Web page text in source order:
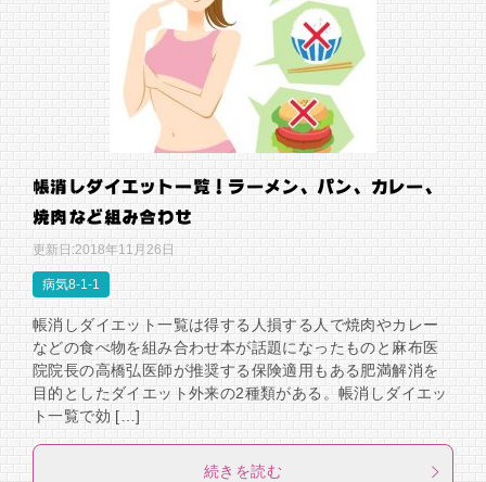
帳消しダイエット一覧！ラーメン、パン、カレー、
焼肉など組み合わせ
更新日:2018年11月26日
病気8-1-1
帳消しダイエット一覧は得する人損する人で焼肉やカレー
などの食べ物を組み合わせ本が話題になったものと麻布医
院院長の高橋弘医師が推奨する保険適用もある肥満解消を
目的としたダイエット外来の2種類がある。帳消しダイエッ
ト一覧で効 […]
続きを読む